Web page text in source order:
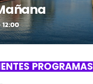
PROGRAMAS